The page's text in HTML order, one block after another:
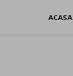
ACASA